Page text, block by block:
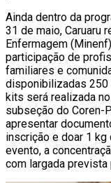
Ainda dentro da
31 de maio, Caruaru
Enfermagem
participação de
familiares e
disponibilizadas 250
kits será realizada
subseção do Coren-
apresentar
inscrição e doar 1
evento, a
com largada prevista